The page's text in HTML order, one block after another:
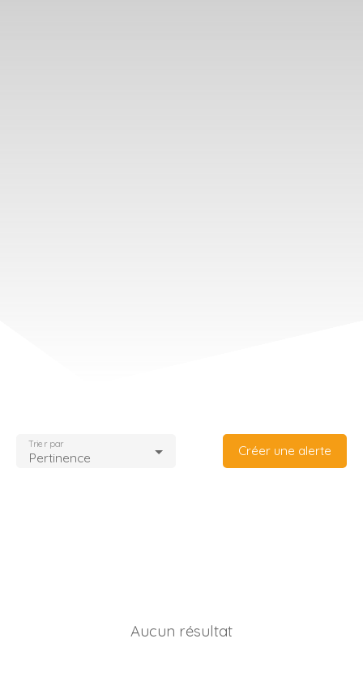
Pertinence
Trier par Créer une alerte
Aucun résultat